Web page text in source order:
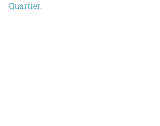
Quartier.